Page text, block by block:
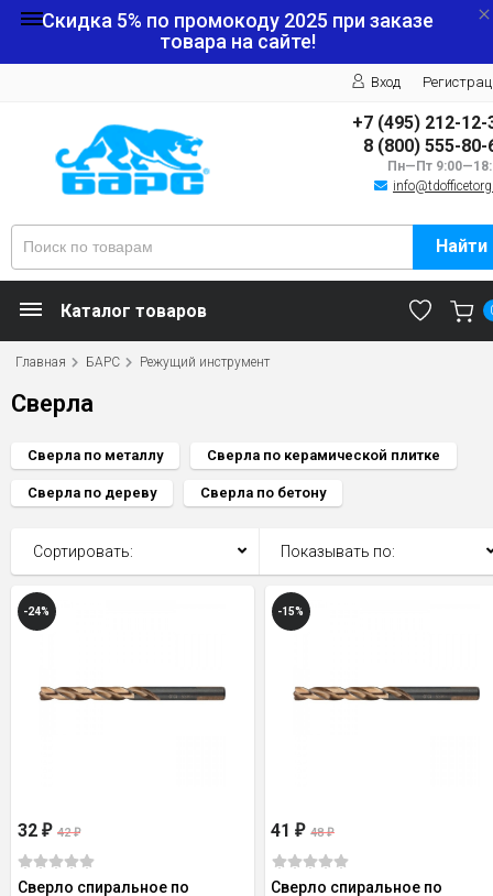
Скидка 5% по промокоду 2025 при заказе
товара на сайте!
Вход
+7 (495) 212-12-
8 (800) 555-80-
Пн—Пт
Найти
Каталог товаров
Главная БАРС Режущий инструмент
Сверла
Сверла по металлу Сверла по керамической плитке
Сверла по дереву Сверла по бетону
Сортировать: Показывать по:
-24%
32 ₽ 42₽
Сверло спиральное по
-15%
41₽ 48₽
Сверло спиральное по